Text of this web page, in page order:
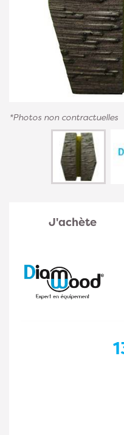
*Photos non contractuelles
J'achète